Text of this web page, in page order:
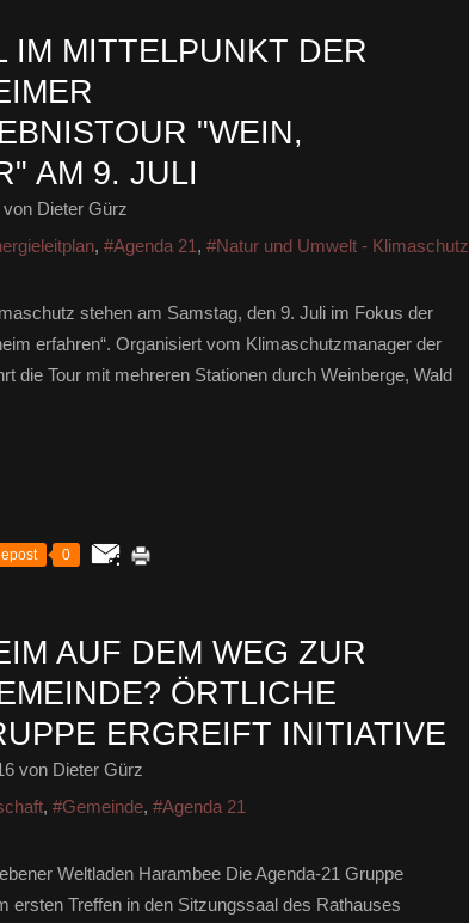
IM MITTELPUNKT DER
"WEIN,
AM 9. JULI
von Dieter Gürz
, #Agenda 21 , #Natur und Umwelt - Klimaschutz
stehen am Samstag, den 9. Juli im Fokus der
erfahren“. Organisiert vom Klimaschutzmanager der
die Tour mit mehreren Stationen durch Weinberge, Wald
0
AUF DEM WEG ZUR
ÖRTLICHE
ERGREIFT INITIATIVE
von Dieter Gürz
, #Gemeinde, #Agenda 21
Weltladen Harambee Die Agenda-21 Gruppe
ersten Treffen in den Sitzungssaal des Rathauses